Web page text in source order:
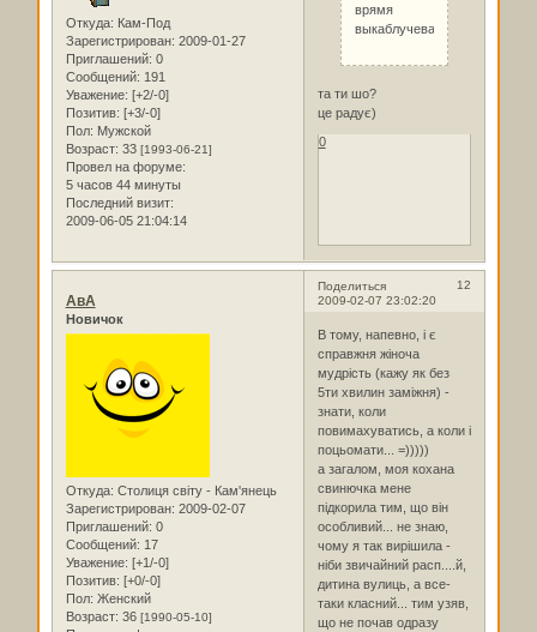
Откуда: Кам-Под
Зарегистрирован: 2009-01-27
Приглашений: 0
Сообщений: 191
Уважение: [+2/-0]
Позитив: [+3/-0]
Пол: Мужской
Возраст: 33 [1993-06-21]
Провел на форуме:
5 часов 44 минуты
Последний визит:
2009-06-05 21:04:14
врямя
выкаблучеватса
та ти шо?
це радує)
0
Поделиться
12
2009-02-07 23:02:20
АвА
Новичок
Откуда: Столиця світу - Кам'янець
Зарегистрирован: 2009-02-07
Приглашений: 0
Сообщений: 17
Уважение: [+1/-0]
Позитив: [+0/-0]
Пол: Женский
Возраст: 36 [1990-05-10]
В тому, напевно, і є
справжня жіноча
мудрість (кажу як без
5ти хвилин заміжня) -
знати, коли
повимахуватись, а коли і
поцьомати... =)))))
а загалом, моя кохана
свинючка мене
підкорила тим, що він
особливий... не знаю,
чому я так вирішила -
ніби звичайний расп....й,
дитина вулиць, а все-
таки класний... тим узяв,
що не почав одразу